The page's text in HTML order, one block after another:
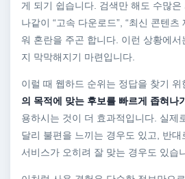
게 되기 쉽습니다. 검색만 해도 수많
나같이 “고속 다운로드”, “최신 콘텐츠
워 혼란을 주곤 합니다. 이런 상황에
지 막막해지기 마련입니다.
이럴 때 웹하드 순위는 정답을 찾기 위
의 목적에 맞는 후보를 빠르게 좁혀나
용하시는 것이 더 효과적입니다. 실제
달리 불편을 느끼는 경우도 있고, 반
서비스가 오히려 잘 맞는 경우도 있습